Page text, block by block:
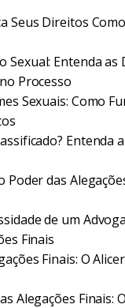
Seus Direitos
Entenda as
Processo
Sexuais: Como
Entenda
Poder das
de um
Finais
Finais: O
Alegações Finais: